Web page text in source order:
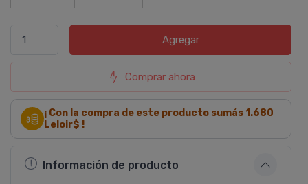
Agregar
Comprar ahora
¡ Con la compra de este producto sumás 1.680
Leloir$ !
Información de producto